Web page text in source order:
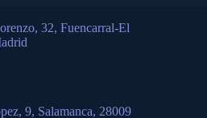
32, Fuencarral-El
9, Salamanca, 28009